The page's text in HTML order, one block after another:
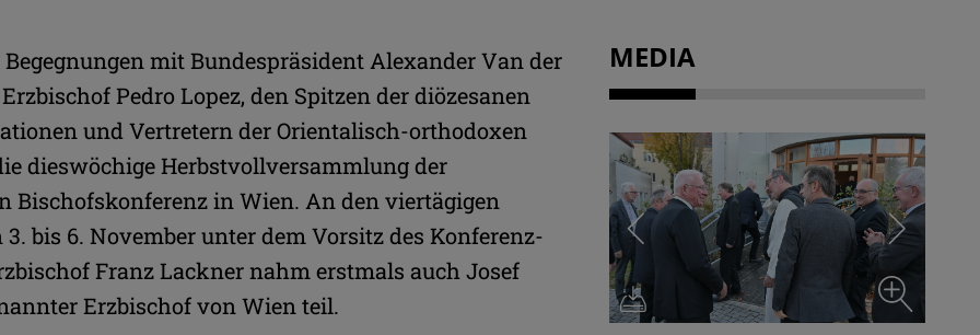
mit Bundespräsident Alexander Van der
Pedro Lopez, den Spitzen der diözesanen
und Vertretern der Orientalisch-orthodoxen
dieswöchige Herbstvollversammlung der
Bischofskonferenz in Wien. An den viertägigen
bis 6. November unter dem Vorsitz des Konferenz-
Franz Lackner nahm erstmals auch Josef
Erzbischof von Wien teil.
MEDIA